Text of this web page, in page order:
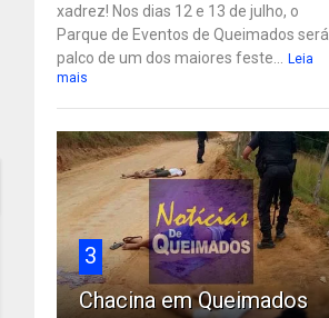
xadrez! Nos dias 12 e 13 de julho, o
Parque de Eventos de Queimados será
palco de um dos maiores feste...
Leia
mais
3
Chacina em Queimados